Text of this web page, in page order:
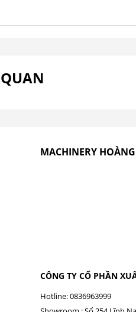
MACHINERY
CÔNG TY CỔ PHẦN
Hotline: 0836963999